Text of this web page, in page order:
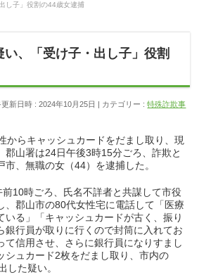
し子」役割の44歳女逮捕
、「受け子・出し子」役割
更新日時 : 2024年10月25日 カテゴリー :特殊詐欺事
からキャッシュカードをだまし取り、現
郡山署は24日午後3時15分ごろ、詐欺と
、無職の女（44）を逮捕した。
10時ごろ、氏名不詳者と共謀して市役
、郡山市の80代女性宅に電話して「医療
いる」「キャッシュカードが古く、振り
銀行員が取りに行くので封筒に入れてお
て信用させ、さらに銀行員になりすまし
シュカード2枚をだまし取り、市内の
した疑い。